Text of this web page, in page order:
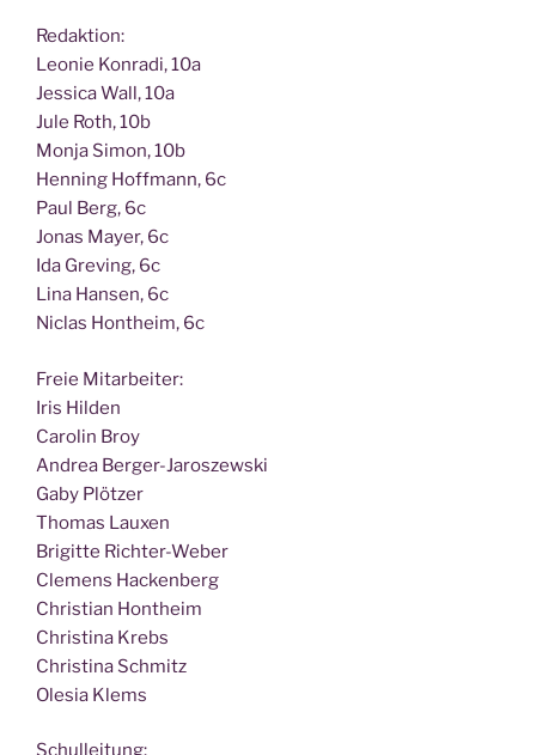
Redak­ti­on:
Leo­nie Kon­ra­di, 10a
Jes­si­ca Wall, 10a
Jule Roth, 10b
Mon­ja Simon, 10b
Hen­ning Hoff­mann, 6c
Paul Berg, 6c
Jonas May­er, 6c
Ida Gre­ving, 6c
Lina Han­sen, 6c
Nic­las Hont­heim, 6c
Freie Mit­ar­bei­ter:
Iris Hilden
Caro­lin Broy
Andrea Berger-Jaroszewski
Gaby Plötzer
Tho­mas Lauxen
Bri­git­te Richter-Weber
Cle­mens Hackenberg
Chris­ti­an Hontheim
Chris­ti­na Krebs
Chris­ti­na Schmitz
Ole­sia Klems